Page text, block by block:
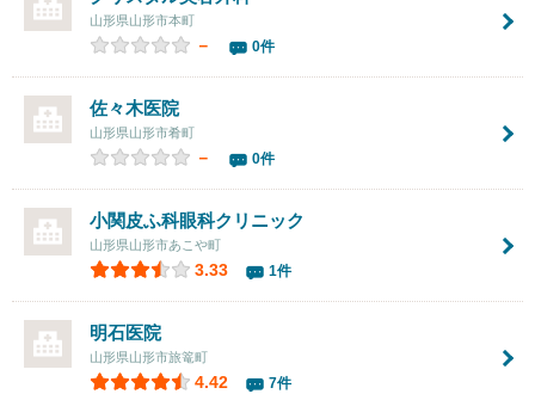
山形県山形市本町
－ 0件
佐々木医院
山形県山形市肴町
－ 0件
小関皮ふ科眼科クリニック
山形県山形市あこや町
3.33 1件
明石医院
山形県山形市旅篭町
4.42 7件